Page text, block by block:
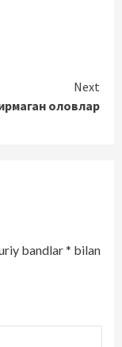
Next
оловлар
bandlar* bilan